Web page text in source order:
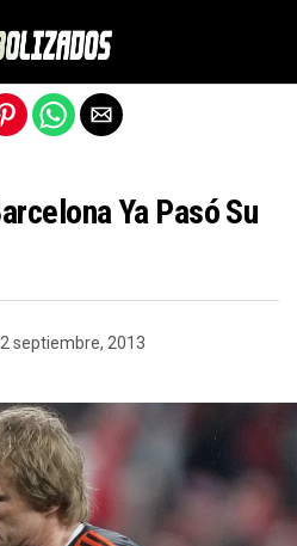
Ya Pasó Su
septiembre, 2013
versión móvil